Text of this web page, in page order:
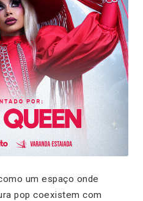
um espaço onde
pop coexistem com